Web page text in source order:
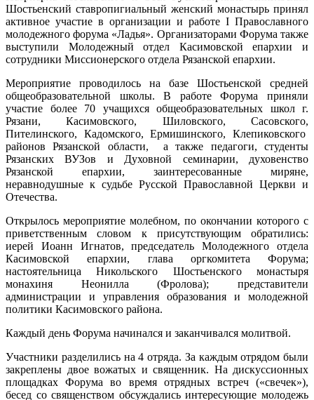
Шостьенский ставропигиальный женский монастырь принял
активное участие в организации и работе I Православного
молодежного форума «Ладья». Организаторами Форума также
выступили Молодежный отдел Касимовской епархии и
сотрудники Миссионерского отдела Рязанской епархии.
Мероприятие проводилось на базе Шостьенской средней
общеобразовательной школы. В работе Форума приняли
участие более 70 учащихся общеобразовательных школ г.
Рязани, Касимовского, Шиловского, Сасовского,
Пителинского, Кадомского, Ермишинского, Клепиковского
районов Рязанской области, а также педагоги, студенты
Рязанских ВУЗов и Духовной семинарии, духовенство
Рязанской епархии, заинтересованные миряне,
неравнодушные к судьбе Русской Православной Церкви и
Отечества.
Открылось мероприятие молебном, по окончании которого с
приветственным словом к присутствующим обратились:
иерей Иоанн Игнатов, председатель Молодежного отдела
Касимовской епархии, глава оргкомитета Форума;
настоятельница Никольского Шостьенского монастыря
монахиня Неонилла (Фролова); представители
администрации и управления образования и молодежной
политики Касимовского района.
Каждый день Форума начинался и заканчивался молитвой.
Участники разделились на 4 отряда. За каждым отрядом были
закреплены двое вожатых и священник. На дискуссионных
площадках Форума во время отрядных встреч («свечек»),
бесед со священством обсуждались интересующие молодежь